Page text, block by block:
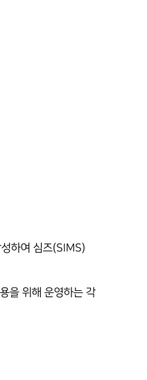
하여 심즈(SIMS)
을 위해 운영하는 각